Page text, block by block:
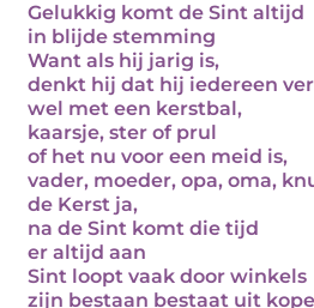
Gelukkig komt de Sint altijd
in blijde stemming
Want als hij jarig is,
denkt hij dat hij iedereen
wel met een kerstbal,
kaarsje, ster of prul
of het nu voor een meid is,
vader, moeder, opa, oma,
de Kerst ja,
na de Sint komt die tijd
er altijd aan
Sint loopt vaak door winkels
zijn bestaan bestaat uit